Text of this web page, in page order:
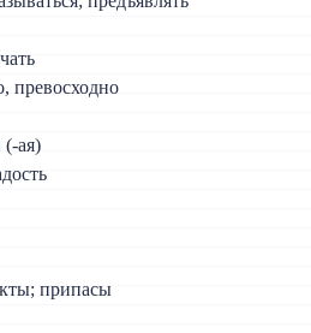
превосходно
ая)
припасы